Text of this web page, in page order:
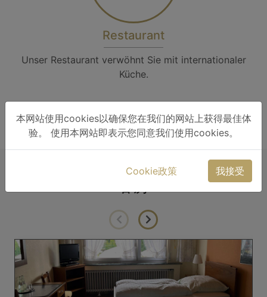
Restaurant
Unser Restaurant verwöhnt Sie mit internationaler
Küche.
显示所有服务
本网站使用cookies以确保您在我们的网站上获得最佳体
验。 使用本网站即表示您同意我们使用cookies。
Cookie政策 我接受